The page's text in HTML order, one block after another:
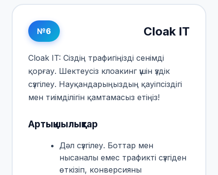
№6 Cloak IT
Cloak IT: Сіздің трафигіңізді сенімді
қорғау. Шектеусіз клоакинг үшін үздік
сүзгілеу. Науқандарыңыздың қауіпсіздігі
мен тиімділігін қамтамасыз етіңіз!
Артықшылықтар
Дәл сүзгілеу. Боттар мен
нысаналы емес трафикті сүзгіден
өткізіп, конверсияны